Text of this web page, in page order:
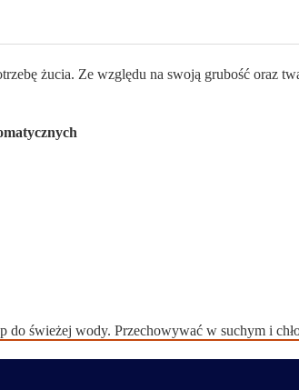
żucia. Ze względu na swoją grubość oraz
do świeżej wody. Przechowywać w suchym i